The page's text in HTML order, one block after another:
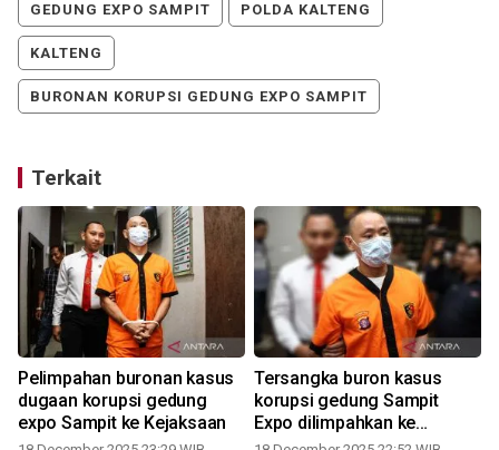
GEDUNG EXPO SAMPIT POLDA KALTENG
KALTENG
BURONAN KORUPSI GEDUNG EXPO SAMPIT
Terkait
Pelimpahan buronan kasus
dugaan korupsi gedung
expo Sampit ke Kejaksaan
Tersangka buron kasus
korupsi gedung Sampit
Expo dilimpahkan ke
Kejaksaan